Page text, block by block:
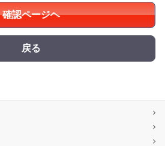
確認ページヘ
戻る